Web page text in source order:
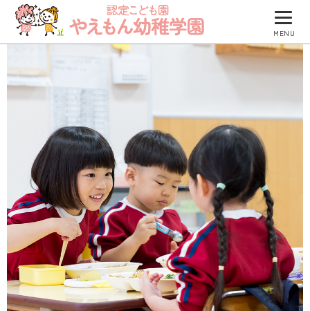
MENU
園について
園での生活
防災について
入園のご案内
園のブログ
つくしグループ